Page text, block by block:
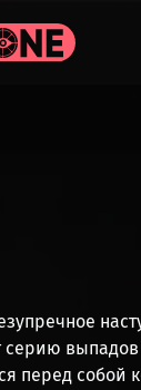
серию
перед собой